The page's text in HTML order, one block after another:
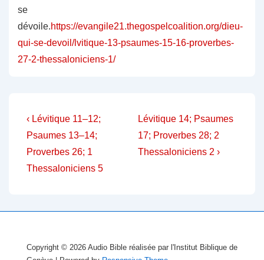
se
dévoile.https://evangile21.thegospelcoalition.org/dieu-
qui-se-devoil/lvitique-13-psaumes-15-16-proverbes-
27-2-thessaloniciens-1/
Navigation
de
l’article
Previous
Post
is
‹ Lévitique 11–12;
Psaumes 13–14;
Proverbes 26; 1
Thessaloniciens 5
Next
Post
is
Lévitique 14; Psaumes
17; Proverbes 28; 2
Thessaloniciens 2 ›
Copyright © 2026 Audio Bible réalisée par l'Institut Biblique de